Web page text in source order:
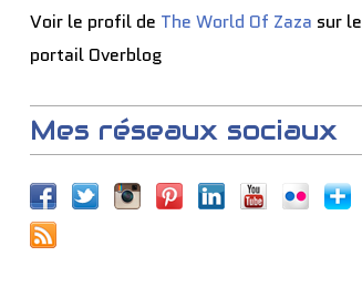
Voir le profil de The World Of Zaza sur le
portail Overblog
Mes réseaux sociaux